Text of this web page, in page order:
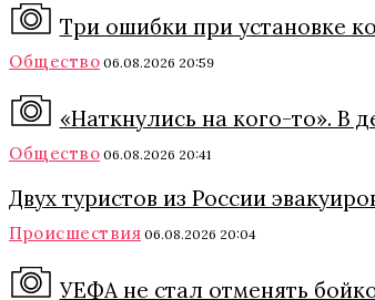
Три ошибки при установке
Общество 06.08.2026 20:59
«Наткнулись на кого-то». В
Общество 06.08.2026 20:41
Двух туристов из России
Происшествия 06.08.2026 20:04
УЕФА не стал отменять